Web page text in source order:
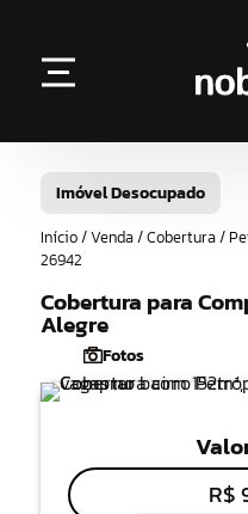
Imóvel Desocupado
Início / Venda / Cobertura /
26942
Cobertura para
Alegre
Fotos
R$